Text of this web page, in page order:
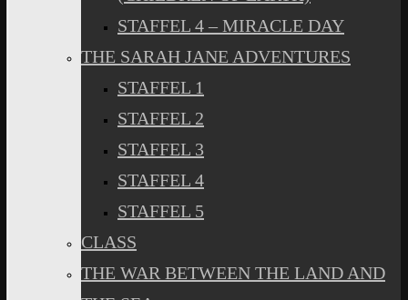
STAFFEL 4 – MIRACLE DAY
THE SARAH JANE ADVENTURES
STAFFEL 1
STAFFEL 2
STAFFEL 3
STAFFEL 4
STAFFEL 5
CLASS
THE WAR BETWEEN THE LAND AND